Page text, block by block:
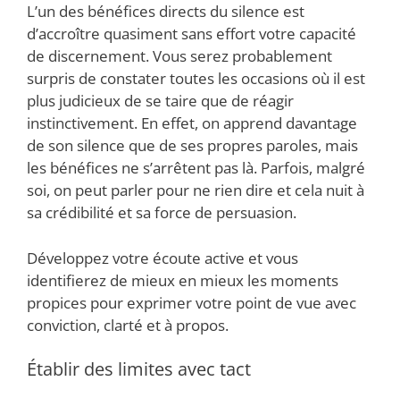
L’un des bénéfices directs du silence est
d’accroître quasiment sans effort votre capacité
de discernement. Vous serez probablement
surpris de constater toutes les occasions où il est
plus judicieux de se taire que de réagir
instinctivement. En effet, on apprend davantage
de son silence que de ses propres paroles, mais
les bénéfices ne s’arrêtent pas là. Parfois, malgré
soi, on peut parler pour ne rien dire et cela nuit à
sa crédibilité et sa force de persuasion.
Développez votre écoute active et vous
identifierez de mieux en mieux les moments
propices pour exprimer votre point de vue avec
conviction, clarté et à propos.
Établir des limites avec tact